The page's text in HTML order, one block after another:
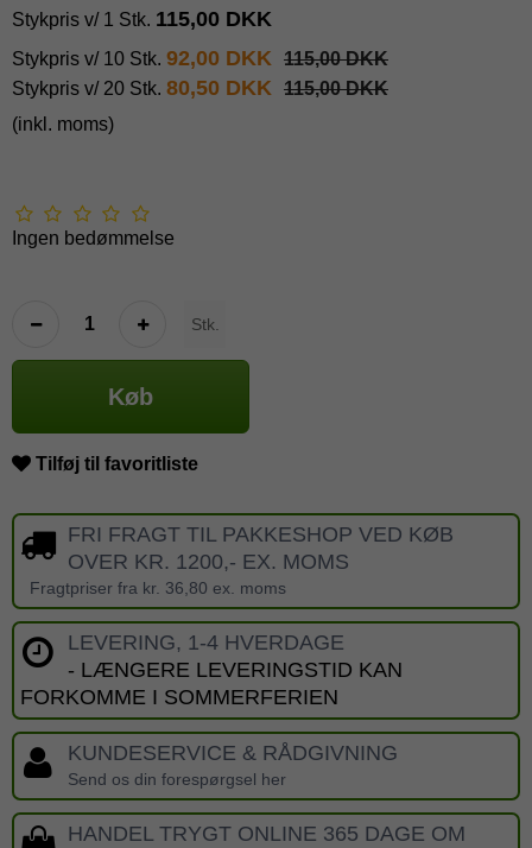
Stykpris v/ 1 Stk. 115,00 DKK
Stykpris v/ 10 Stk. 92,00 DKK 115,00 DKK
Stykpris v/ 20 Stk. 80,50 DKK 115,00 DKK
(inkl. moms)
Ingen bedømmelse
Stk.
Køb
Tilføj til favoritliste
FRI FRAGT TIL PAKKESHOP VED KØB
OVER KR. 1200,- EX. MOMS
Fragtpriser fra kr. 36,80 ex. moms
LEVERING, 1-4 HVERDAGE
- LÆNGERE LEVERINGSTID KAN
FORKOMME I SOMMERFERIEN
KUNDESERVICE & RÅDGIVNING
Send os din forespørgsel her
HANDEL TRYGT ONLINE 365 DAGE OM